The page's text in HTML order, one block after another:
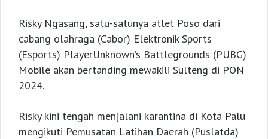
Risky Ngasang, satu-satunya atlet Poso dari
cabang olahraga (Cabor) Elektronik Sports
(Esports) PlayerUnknown’s Battlegrounds (PUBG)
Mobile akan bertanding mewakili Sulteng di PON
2024.
Risky kini tengah menjalani karantina di Kota Palu
mengikuti Pemusatan Latihan Daerah (Puslatda)